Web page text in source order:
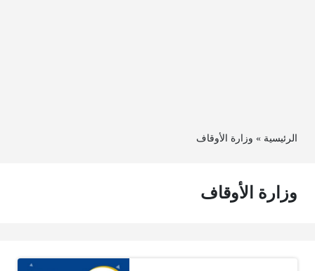
الرئيسية » وزارة الأوقاف
وزارة الأوقاف